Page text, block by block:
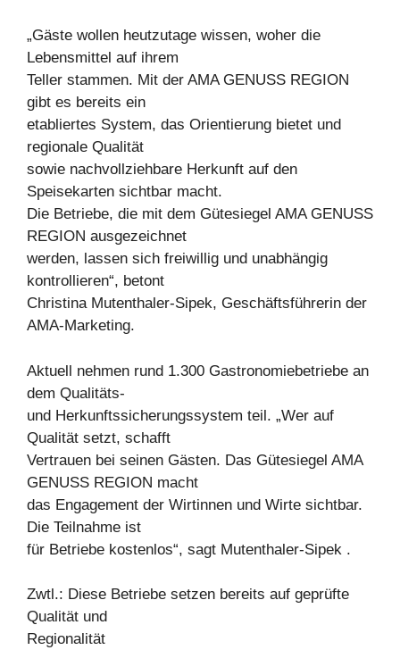
„Gäste wollen heutzutage wissen, woher die
Lebensmittel auf ihrem
Teller stammen. Mit der AMA GENUSS REGION
gibt es bereits ein
etabliertes System, das Orientierung bietet und
regionale Qualität
sowie nachvollziehbare Herkunft auf den
Speisekarten sichtbar macht.
Die Betriebe, die mit dem Gütesiegel AMA GENUSS
REGION ausgezeichnet
werden, lassen sich freiwillig und unabhängig
kontrollieren“, betont
Christina Mutenthaler-Sipek, Geschäftsführerin der
AMA-Marketing.
Aktuell nehmen rund 1.300 Gastronomiebetriebe an
dem Qualitäts-
und Herkunftssicherungssystem teil. „Wer auf
Qualität setzt, schafft
Vertrauen bei seinen Gästen. Das Gütesiegel AMA
GENUSS REGION macht
das Engagement der Wirtinnen und Wirte sichtbar.
Die Teilnahme ist
für Betriebe kostenlos“, sagt Mutenthaler-Sipek .
Zwtl.: Diese Betriebe setzen bereits auf geprüfte
Qualität und
Regionalität